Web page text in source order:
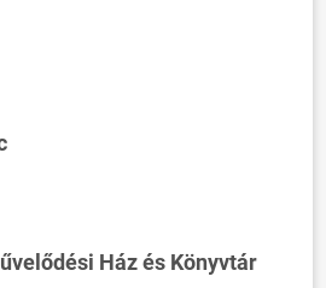
Ház és Könyvtár